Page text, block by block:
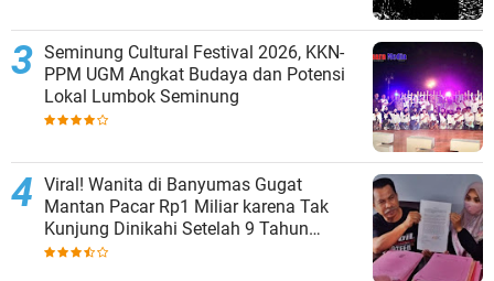
Seminung Cultural Festival 2026, KKN-
PPM UGM Angkat Budaya dan Potensi
Lokal Lumbok Seminung
Viral! Wanita di Banyumas Gugat
Mantan Pacar Rp1 Miliar karena Tak
Kunjung Dinikahi Setelah 9 Tahun
Berpacaran